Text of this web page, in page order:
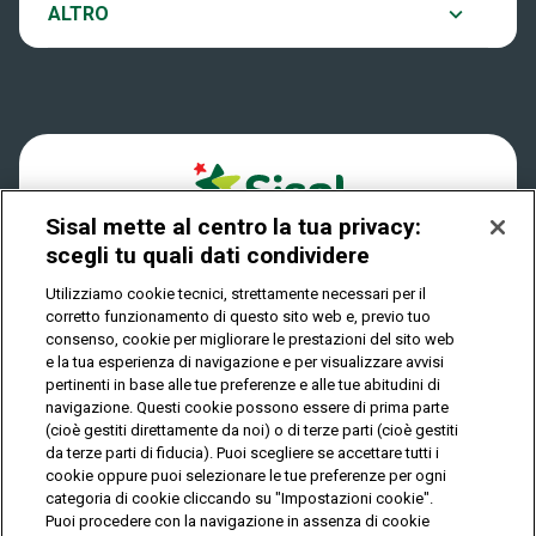
Play Your Date
Dove si gioca
Quanto si vince
Come riscuotere
ALTRO
Notifiche
Privacy
IL GIOCO È VIETATO AI MINORI E PUÒ CAUSARE
DIPENDENZA PATOLOGICA
© Copyright Sisal Italia S.p.A. - P.I. 02433760135
Privacy Cookies
Mappa
del
sito
Sisal mette al centro la tua privacy:
scegli tu quali dati condividere
Utilizziamo cookie tecnici, strettamente necessari per il
corretto funzionamento di questo sito web e, previo tuo
consenso, cookie per migliorare le prestazioni del sito web
e la tua esperienza di navigazione e per visualizzare avvisi
pertinenti in base alle tue preferenze e alle tue abitudini di
navigazione. Questi cookie possono essere di prima parte
(cioè gestiti direttamente da noi) o di terze parti (cioè gestiti
da terze parti di fiducia). Puoi scegliere se accettare tutti i
cookie oppure puoi selezionare le tue preferenze per ogni
categoria di cookie cliccando su "Impostazioni cookie".
Puoi procedere con la navigazione in assenza di cookie